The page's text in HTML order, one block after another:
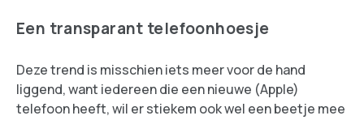
Een transparant telefoonhoesje
Deze trend is misschien iets meer voor de hand
liggend, want iedereen die een nieuwe (Apple)
telefoon heeft, wil er stiekem ook wel een beetje mee